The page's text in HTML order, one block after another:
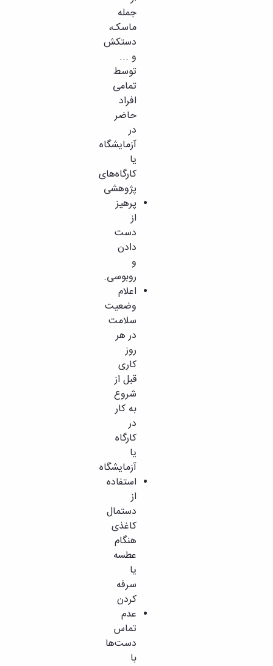
جمله
ماسک،
دستکش
و ...
توسط
تمامی
افراد
حاضر
در
آزمایشگاه
یا
کارگاه‌های
پژوهشی
پرهیز
از
دست
دادن
و
روبوسی.
اعلام
وضعیت
سلامت
در هر
روز
کاری
قبل از
شروع
به کار
در
کارگاه
یا
آزمایشگاه
استفاده
از
دستمال
کاغذی
هنگام
عطسه
یا
سرفه
کردن
عدم
تماس
دست‌ها
با